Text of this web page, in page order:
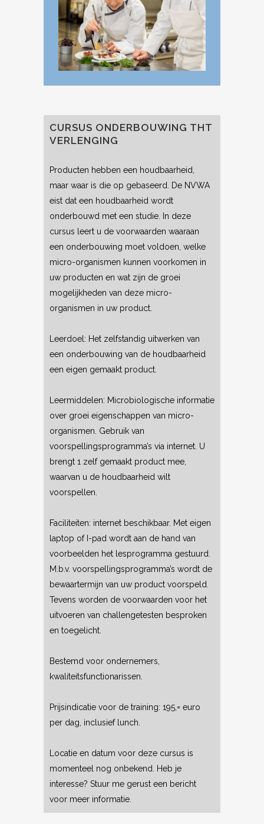
CURSUS ONDERBOUWING THT
VERLENGING
Producten hebben een houdbaarheid,
maar waar is die op gebaseerd. De NVWA
eist dat een houdbaarheid wordt
onderbouwd met een studie. In deze
cursus leert u de voorwaarden waaraan
een onderbouwing moet voldoen, welke
micro-organismen kunnen voorkomen in
uw producten en wat zijn de groei
mogelijkheden van deze micro-
organismen in uw product.
Leerdoel: Het zelfstandig uitwerken van
een onderbouwing van de houdbaarheid
een eigen gemaakt product.
Leermiddelen: Microbiologische informatie
over groei eigenschappen van micro-
organismen. Gebruik van
voorspellingsprogramma’s via internet. U
brengt 1 zelf gemaakt product mee,
waarvan u de houdbaarheid wilt
voorspellen.
Faciliteiten: internet beschikbaar. Met eigen
laptop of I-pad wordt aan de hand van
voorbeelden het lesprogramma gestuurd.
M.b.v. voorspellingsprogramma’s wordt de
bewaartermijn van uw product voorspeld.
Tevens worden de voorwaarden voor het
uitvoeren van challengetesten besproken
en toegelicht.
Bestemd voor ondernemers,
kwaliteitsfunctionarissen.
Prijsindicatie voor de training: 195,= euro
per dag, inclusief lunch.
Locatie en datum voor deze cursus is
momenteel nog onbekend. Heb je
interesse? Stuur me gerust een bericht
voor meer informatie.